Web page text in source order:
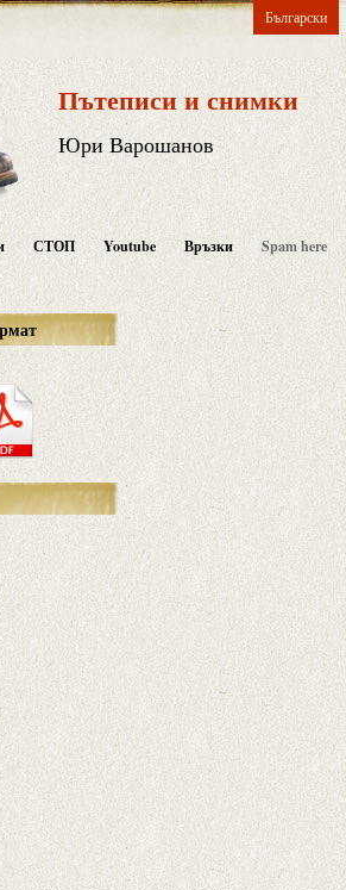
Български
Пътеписи и снимки
Юри Варошанов
СТОП Youtube Връзки Spam here